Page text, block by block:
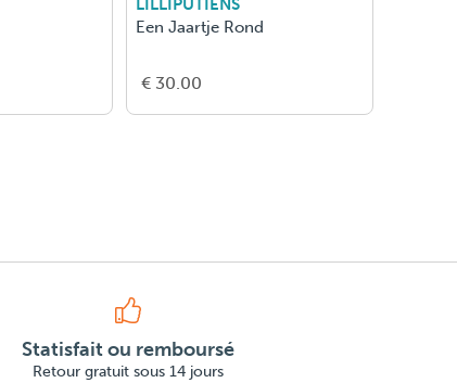
LILLIPUTIENS
Een Jaartje Rond
€ 30.00
Statisfait ou remboursé
Retour gratuit sous 14 jours